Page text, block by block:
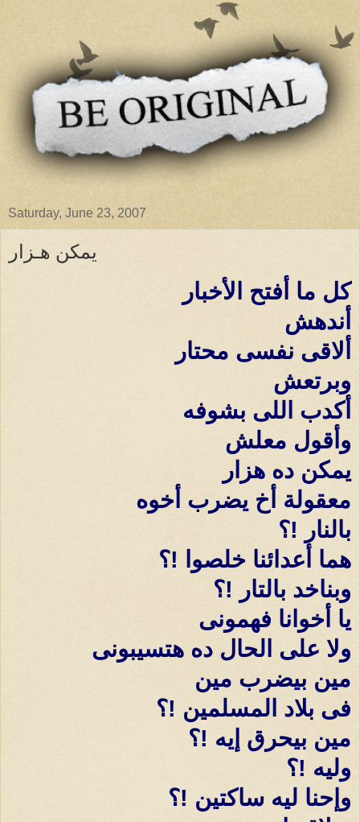
Saturday, June 23, 2007
يمكن هـزار
كل ما أفتح الأخبار
أندهش
ألاقى نفسى محتار
وبرتعش
أكدب اللى بشوفه
وأقول معلش
يمكن ده هزار
معقولة أخ يضرب أخوه
بالنار !؟
هما أعدائنا خلصوا !؟
وبناخد بالتار !؟
يا أخوانا فهمونى
ولا على الحال ده هتسيبونى
مين بيضرب مين
فى بلاد المسلمين !؟
مين بيحرق إيه !؟
وليه !؟
وإحنا ليه ساكتين !؟